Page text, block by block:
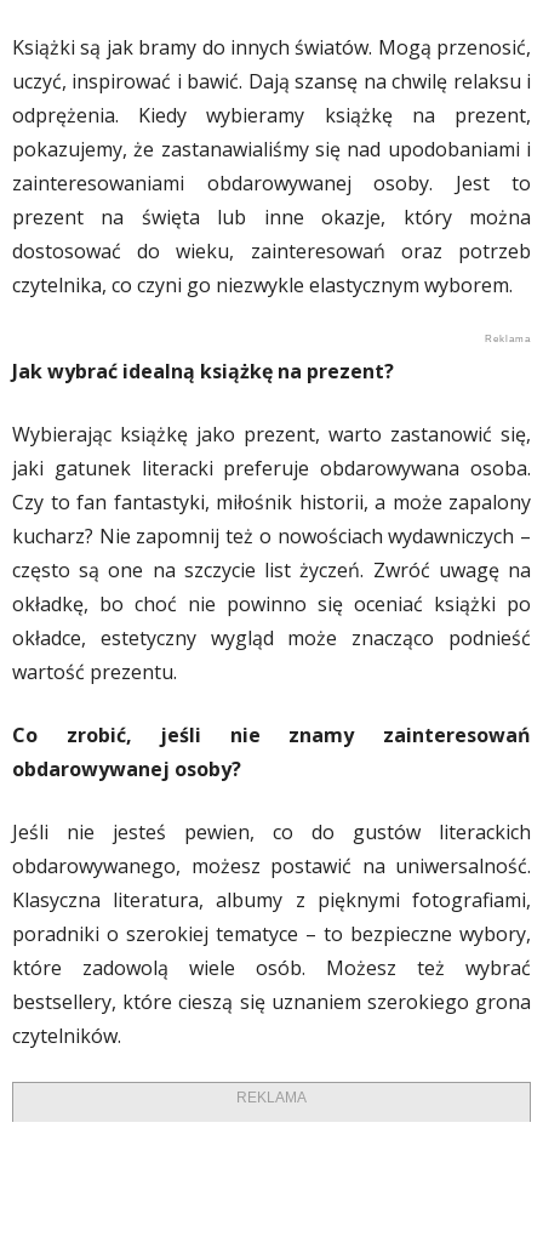
Książki są jak bramy do innych światów. Mogą przenosić,
uczyć, inspirować i bawić. Dają szansę na chwilę relaksu i
odprężenia. Kiedy wybieramy książkę na prezent,
pokazujemy, że zastanawialiśmy się nad upodobaniami i
zainteresowaniami obdarowywanej osoby. Jest to
prezent na święta lub inne okazje, który można
dostosować do wieku, zainteresowań oraz potrzeb
czytelnika, co czyni go niezwykle elastycznym wyborem.
Jak wybrać idealną książkę na prezent?
Wybierając książkę jako prezent, warto zastanowić się,
jaki gatunek literacki preferuje obdarowywana osoba.
Czy to fan fantastyki, miłośnik historii, a może zapalony
kucharz? Nie zapomnij też o nowościach wydawniczych –
często są one na szczycie list życzeń. Zwróć uwagę na
okładkę, bo choć nie powinno się oceniać książki po
okładce, estetyczny wygląd może znacząco podnieść
wartość prezentu.
Co zrobić, jeśli nie znamy zainteresowań
obdarowywanej osoby?
Jeśli nie jesteś pewien, co do gustów literackich
obdarowywanego, możesz postawić na uniwersalność.
Klasyczna literatura, albumy z pięknymi fotografiami,
poradniki o szerokiej tematyce – to bezpieczne wybory,
które zadowolą wiele osób. Możesz też wybrać
bestsellery, które cieszą się uznaniem szerokiego grona
czytelników.
REKLAMA